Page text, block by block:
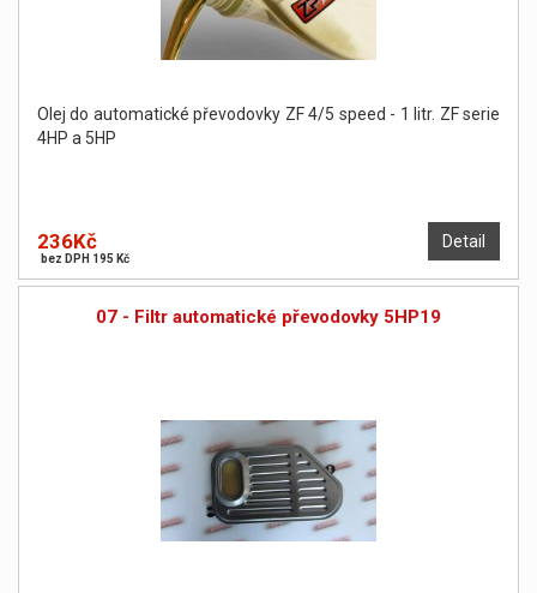
Olej do automatické převodovky ZF 4/5 speed - 1 litr. ZF serie
4HP a 5HP
Detail
236Kč
bez DPH 195 Kč
07 - Filtr automatické převodovky 5HP19